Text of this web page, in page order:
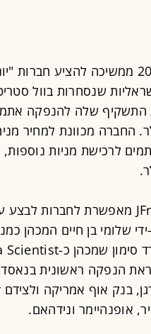
2020 ממשיכה להציע
שלומי בן חיים המכהן
הנפקה ראשונית
אופנהיימר ונידהאם.